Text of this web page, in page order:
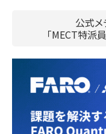
公式メ
「MECT特派